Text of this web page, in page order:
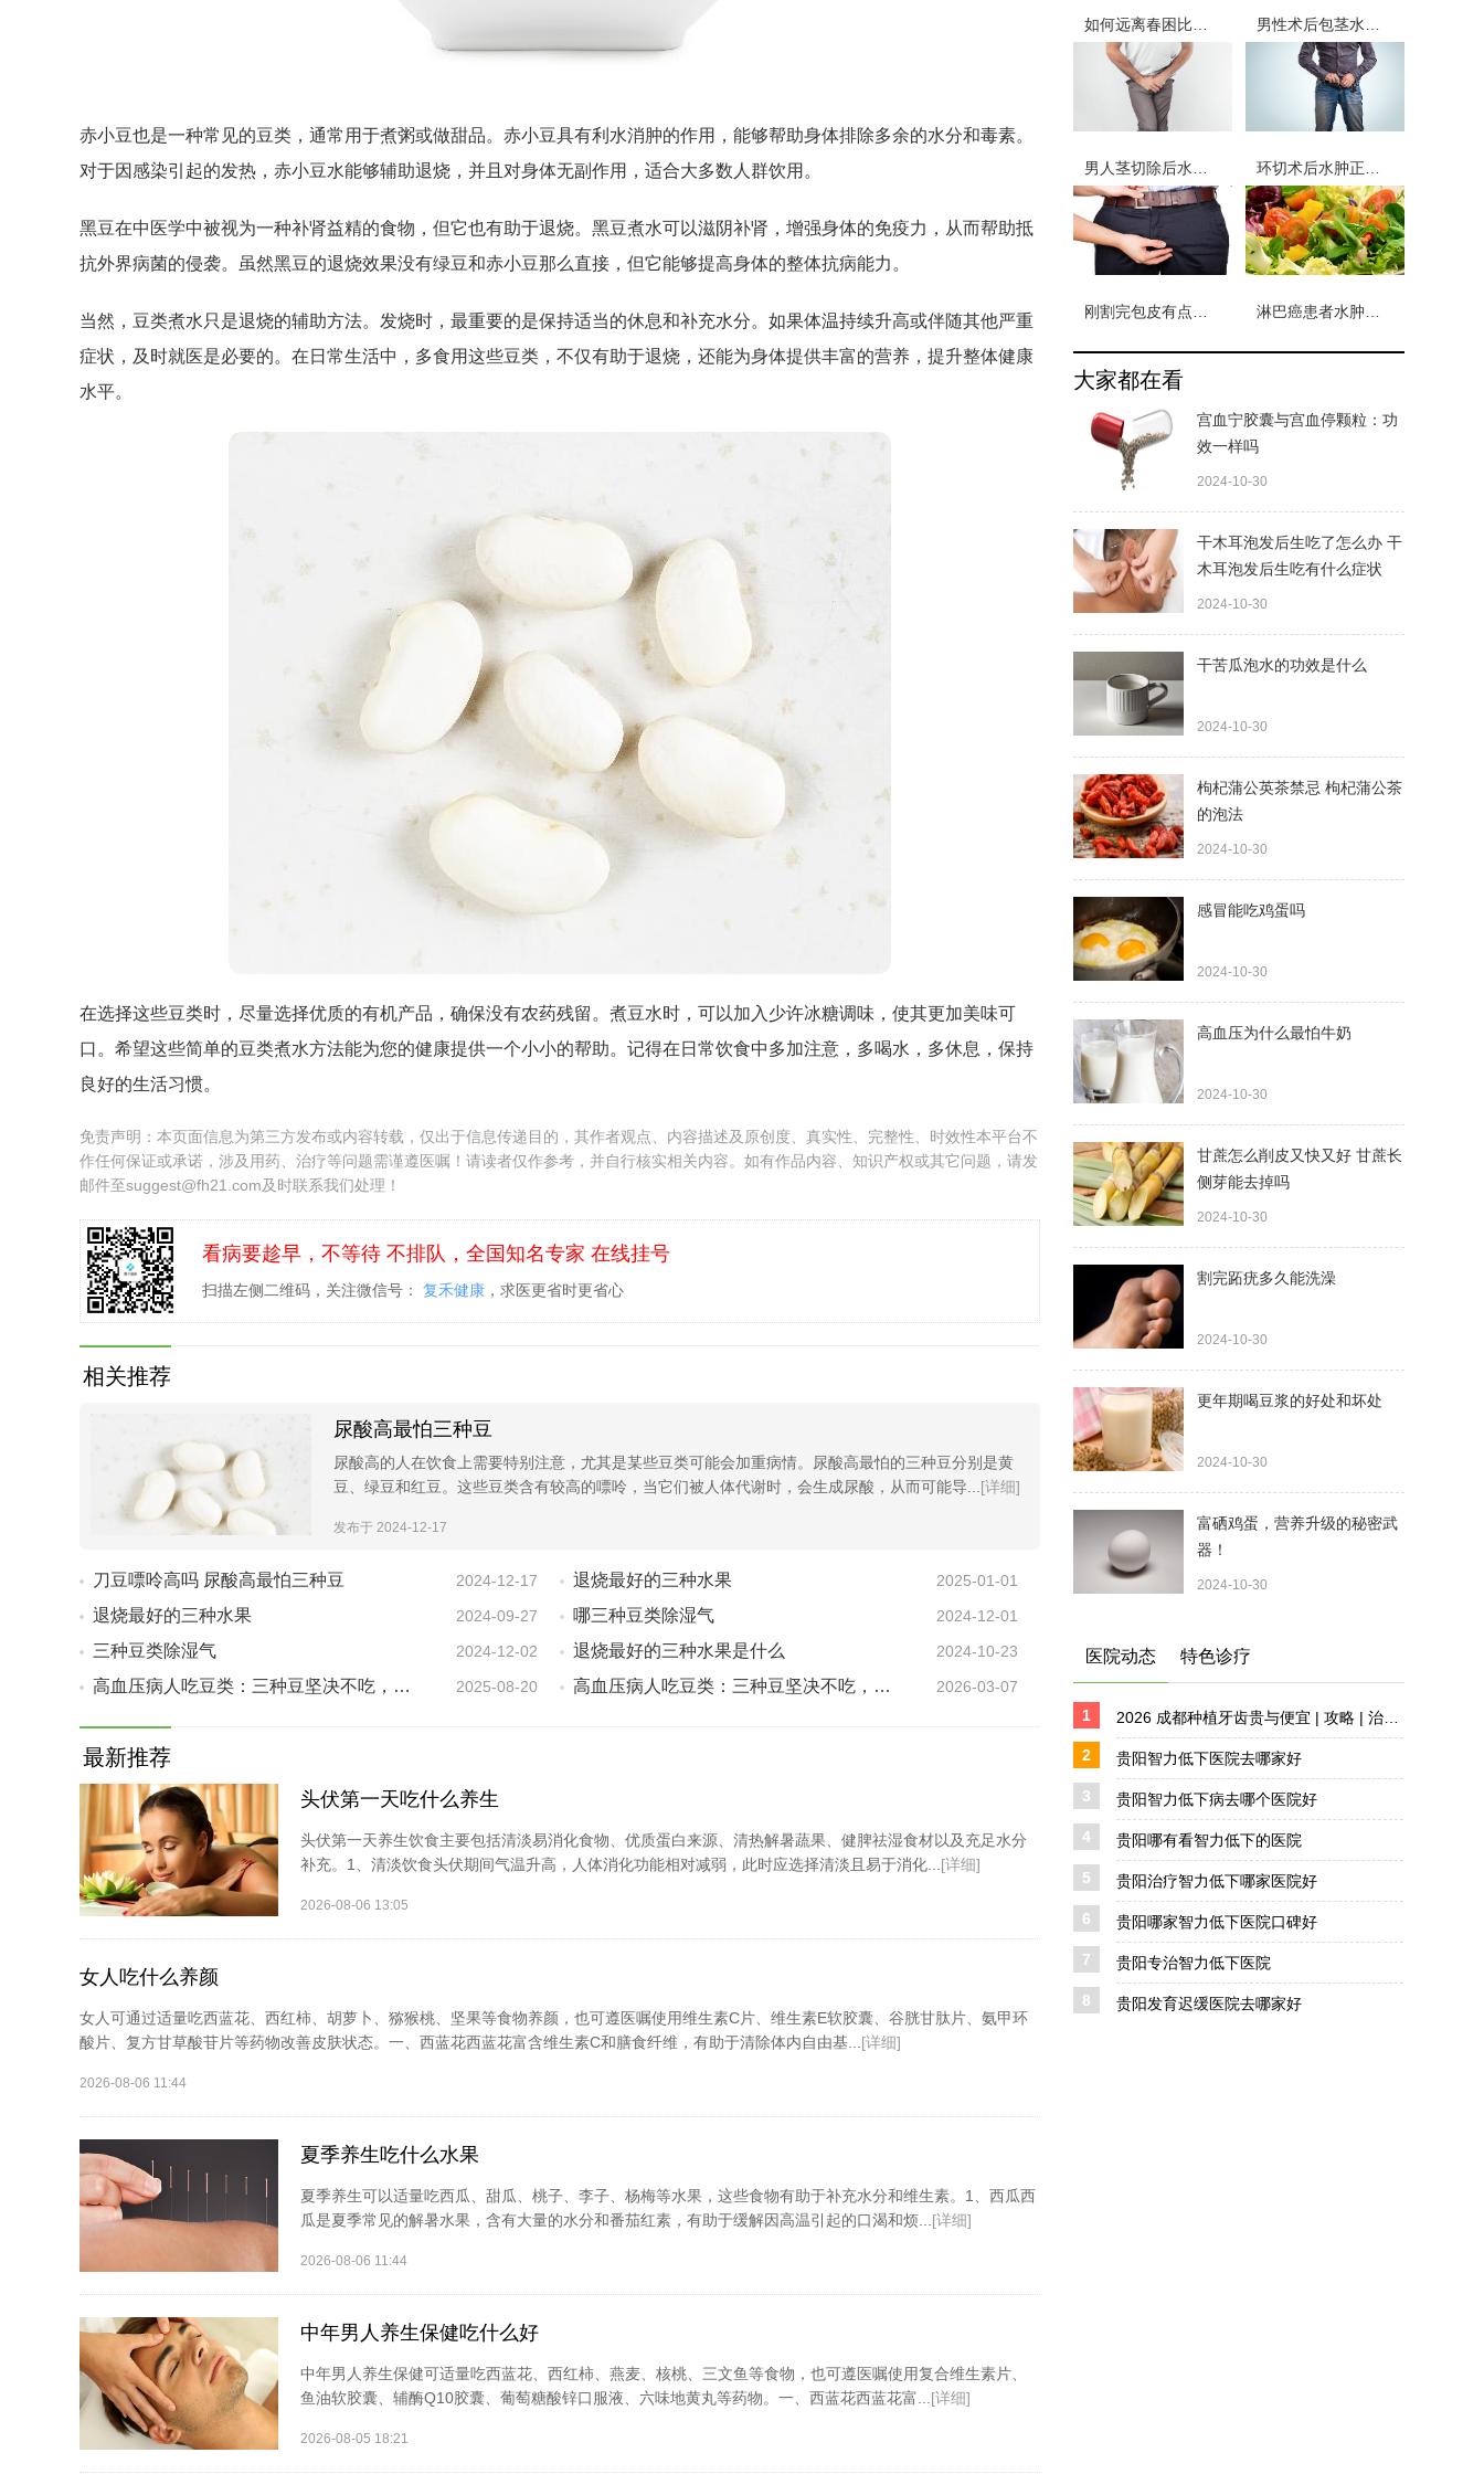
赤小豆也是一种常见的豆类，通常用于煮粥或做甜品。赤小豆具有利水消肿的作用，能够帮助身体排除多余的水分和毒素。
对于因感染引起的发热，赤小豆水能够辅助退烧，并且对身体无副作用，适合大多数人群饮用。
黑豆在中医学中被视为一种补肾益精的食物，但它也有助于退烧。黑豆煮水可以滋阴补肾，增强身体的免疫力，从而帮助抵
抗外界病菌的侵袭。虽然黑豆的退烧效果没有绿豆和赤小豆那么直接，但它能够提高身体的整体抗病能力。
当然，豆类煮水只是退烧的辅助方法。发烧时，最重要的是保持适当的休息和补充水分。如果体温持续升高或伴随其他严重
症状，及时就医是必要的。在日常生活中，多食用这些豆类，不仅有助于退烧，还能为身体提供丰富的营养，提升整体健康
水平。
在选择这些豆类时，尽量选择优质的有机产品，确保没有农药残留。煮豆水时，可以加入少许冰糖调味，使其更加美味可
口。希望这些简单的豆类煮水方法能为您的健康提供一个小小的帮助。记得在日常饮食中多加注意，多喝水，多休息，保持
良好的生活习惯。
免责声明：本页面信息为第三方发布或内容转载，仅出于信息传递目的，其作者观点、内容描述及原创度、真实性、完整性、时效性本平台不
作任何保证或承诺，涉及用药、治疗等问题需谨遵医嘱！请读者仅作参考，并自行核实相关内容。如有作品内容、知识产权或其它问题，请发
邮件至suggest@fh21.com及时联系我们处理！
看病要趁早，不等待 不排队，全国知名专家 在线挂号
扫描左侧二维码，关注微信号： 复禾健康 ，求医更省时更省心
相关推荐
尿酸高最怕三种豆
尿酸高的人在饮食上需要特别注意，尤其是某些豆类可能会加重病情。尿酸高最怕的三种豆分别是黄
豆、绿豆和红豆。这些豆类含有较高的嘌呤，当它们被人体代谢时，会生成尿酸，从而可能导... [详细]
发布于 2024-12-17
刀豆嘌呤高吗 尿酸高最怕三种豆 2024-12-17 退烧最好的三种水果 2025-01-01
退烧最好的三种水果 2024-09-27 哪三种豆类除湿气 2024-12-01
三种豆类除湿气 2024-12-02 退烧最好的三种水果是什么 2024-10-23
高血压病人吃豆类：三种豆坚决不吃，另一种豆要多吃，好享受美味 2025-08-20 高血压病人吃豆类：三种豆坚决不吃，另一种豆要多吃，好享受美 2026-03-07
最新推荐
头伏第一天吃什么养生
头伏第一天养生饮食主要包括清淡易消化食物、优质蛋白来源、清热解暑蔬果、健脾祛湿食材以及充足水分
补充。1、清淡饮食头伏期间气温升高，人体消化功能相对减弱，此时应选择清淡且易于消化... [详细]
2026-08-06 13:05
女人吃什么养颜
女人可通过适量吃西蓝花、西红柿、胡萝卜、猕猴桃、坚果等食物养颜，也可遵医嘱使用维生素C片、维生素E软胶囊、谷胱甘肽片、氨甲环
酸片、复方甘草酸苷片等药物改善皮肤状态。一、西蓝花西蓝花富含维生素C和膳食纤维，有助于清除体内自由基... [详细]
2026-08-06 11:44
夏季养生吃什么水果
夏季养生可以适量吃西瓜、甜瓜、桃子、李子、杨梅等水果，这些食物有助于补充水分和维生素。1、西瓜西
瓜是夏季常见的解暑水果，含有大量的水分和番茄红素，有助于缓解因高温引起的口渴和烦... [详细]
2026-08-06 11:44
中年男人养生保健吃什么好
中年男人养生保健可适量吃西蓝花、西红柿、燕麦、核桃、三文鱼等食物，也可遵医嘱使用复合维生素片、
鱼油软胶囊、辅酶Q10胶囊、葡萄糖酸锌口服液、六味地黄丸等药物。一、西蓝花西蓝花富... [详细]
2026-08-05 18:21
大家都在看
宫血宁胶囊与宫血停颗粒：功
效一样吗
2024-10-30
干木耳泡发后生吃了怎么办 干
木耳泡发后生吃有什么症状
2024-10-30
干苦瓜泡水的功效是什么
2024-10-30
枸杞蒲公英茶禁忌 枸杞蒲公茶
的泡法
2024-10-30
感冒能吃鸡蛋吗
2024-10-30
高血压为什么最怕牛奶
2024-10-30
甘蔗怎么削皮又快又好 甘蔗长
侧芽能去掉吗
2024-10-30
割完跖疣多久能洗澡
2024-10-30
更年期喝豆浆的好处和坏处
2024-10-30
富硒鸡蛋，营养升级的秘密武
器！
2024-10-30
医院动态 特色诊疗
1
2 贵阳智力低下医院去哪家好
3 贵阳智力低下病去哪个医院好
4 贵阳哪有看智力低下的医院
5 贵阳治疗智力低下哪家医院好
6 贵阳哪家智力低下医院口碑好
7 贵阳专治智力低下医院
8 贵阳发育迟缓医院去哪家好